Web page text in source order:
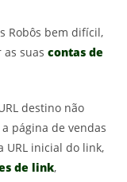
Robôs bem difícil,
suas contas de
destino não
página de vendas
URL inicial do link,
de link,